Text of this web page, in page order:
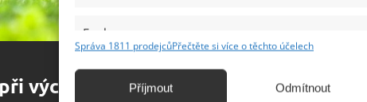
Funkce
Identifikace zařízení na základě automaticky přenášených
Správa 1811 prodejcůPřečtěte si více o těchto účelech
Příjmout Odmítnout
výchově psa